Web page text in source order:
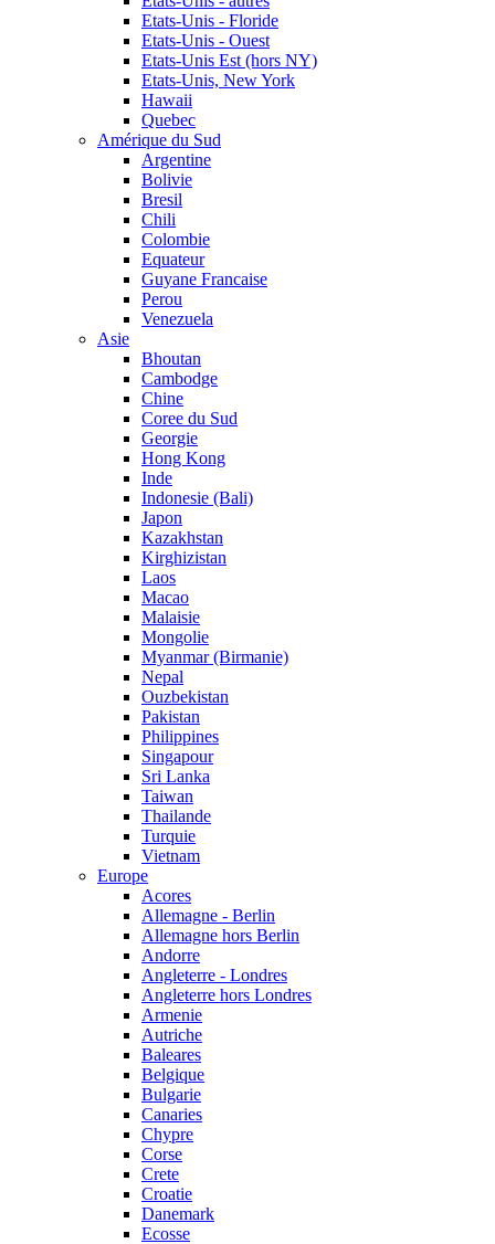
Etats-Unis - Floride
Etats-Unis - Ouest
Etats-Unis Est (hors NY)
Etats-Unis, New York
Hawaii
Quebec
Amérique du Sud
Argentine
Bolivie
Bresil
Chili
Colombie
Equateur
Guyane Francaise
Perou
Venezuela
Asie
Bhoutan
Cambodge
Chine
Coree du Sud
Georgie
Hong Kong
Inde
Indonesie (Bali)
Japon
Kazakhstan
Kirghizistan
Laos
Macao
Malaisie
Mongolie
Myanmar (Birmanie)
Nepal
Ouzbekistan
Pakistan
Philippines
Singapour
Sri Lanka
Taiwan
Thailande
Turquie
Vietnam
Europe
Acores
Allemagne - Berlin
Allemagne hors Berlin
Andorre
Angleterre - Londres
Angleterre hors Londres
Armenie
Autriche
Baleares
Belgique
Bulgarie
Canaries
Chypre
Corse
Crete
Croatie
Danemark
Ecosse